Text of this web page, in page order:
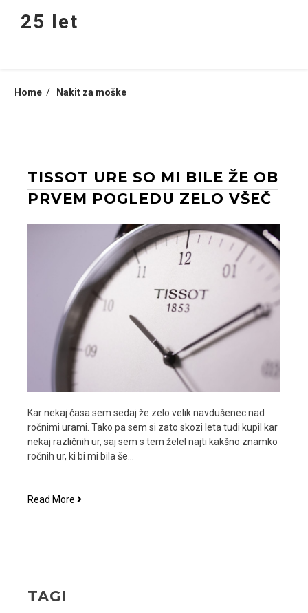
25 let
Home Nakit za moške
TISSOT URE SO MI BILE ŽE OB
PRVEM POGLEDU ZELO VŠEČ
Kar nekaj časa sem sedaj že zelo velik navdušenec nad
ročnimi urami. Tako pa sem si zato skozi leta tudi kupil kar
nekaj različnih ur, saj sem s tem želel najti kakšno znamko
ročnih ur, ki bi mi bila še…
Read More Tissot
TAGI